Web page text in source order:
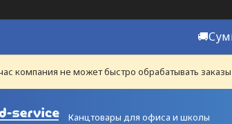
компания не может быстро обрабатывать
Канцтовары для офиса и школы